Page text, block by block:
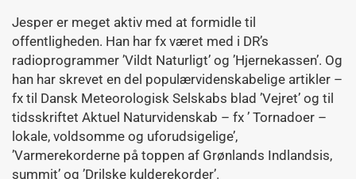
Jesper er meget aktiv med at formidle til
offentligheden. Han har fx været med i DR’s
radioprogrammer ’Vildt Naturligt’ og ’Hjernekassen’. Og
han har skrevet en del populærvidenskabelige artikler –
fx til Dansk Meteorologisk Selskabs blad ’Vejret’ og til
tidsskriftet Aktuel Naturvidenskab – fx ’ Tornadoer –
lokale, voldsomme og uforudsigelige’,
’Varmerekorderne på toppen af Grønlands Indlandsis,
summit’ og ’Drilske kulderekorder’.